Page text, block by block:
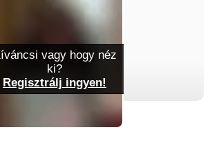
vagy hogy néz
ki?
Regisztrálj ingyen!